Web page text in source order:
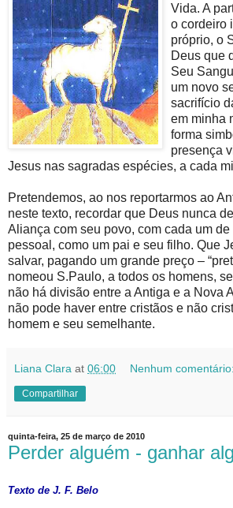
Vida. A
o cordeiro
próprio, o
Deus que
Seu
um novo
sacrifício
em minha
forma
presença
Jesus nas sagradas espécies, a cada
Pretendemos, ao nos reportarmos ao
neste texto, recordar que Deus nunca
Aliança com seu povo, com cada um
pessoal, como um pai e seu filho. Que
salvar, pagando um grande preço –
nomeou S.Paulo, a todos os homens,
não há divisão entre a Antiga e a Nova
não pode haver entre cristãos e não
homem e seu semelhante.
Liana Clara at 06:00 Nenhum comentário:
Compartilhar
quinta-feira, 25 de março de 2010
Perder alguém - ganhar
Texto de J. F. Belo